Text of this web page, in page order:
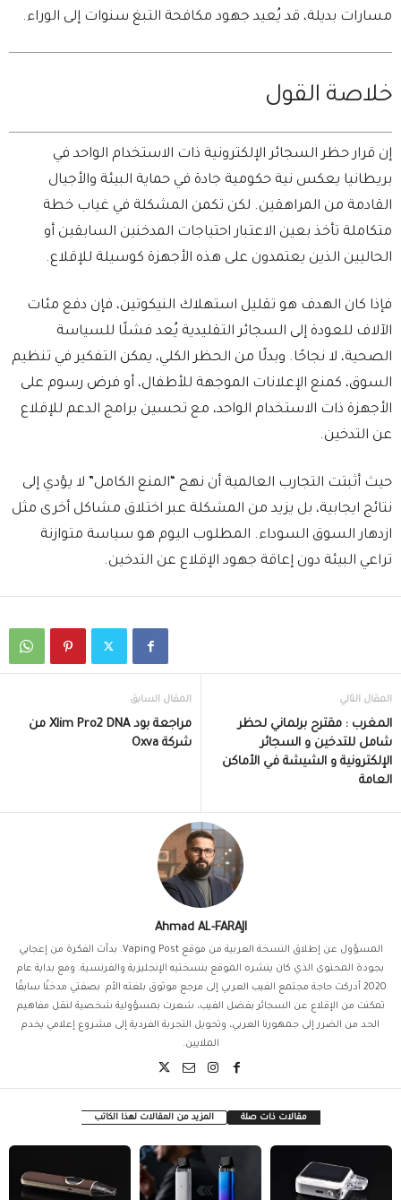
مسارات بديلة، قد يُعيد جهود مكافحة التبغ سنوات إلى الوراء.
خلاصة القول
إن قرار حظر السجائر الإلكترونية ذات الاستخدام الواحد في
بريطانيا يعكس نية حكومية جادة في حماية البيئة والأجيال
القادمة من المراهقين. لكن تكمن المشكلة في غياب خطة
متكاملة تأخذ بعين الاعتبار احتياجات المدخنين السابقين أو
الحاليين الذين يعتمدون على هذه الأجهزة كوسيلة للإقلاع.
فإذا كان الهدف هو تقليل استهلاك النيكوتين، فإن دفع مئات
الآلاف للعودة إلى السجائر التقليدية يُعد فشلًا للسياسة
الصحية، لا نجاحًا. وبدلًا من الحظر الكلي، يمكن التفكير في تنظيم
السوق، كمنع الإعلانات الموجهة للأطفال، أو فرض رسوم على
الأجهزة ذات الاستخدام الواحد، مع تحسين برامج الدعم للإقلاع
عن التدخين.
حيث أثبتت التجارب العالمية أن نهج “المنع الكامل” لا يؤدي إلى
نتائج ايجابية، بل يزيد من المشكلة عبر اختلاق مشاكل أخرى مثل
ازدهار السوق السوداء. المطلوب اليوم هو سياسة متوازنة
تراعي البيئة دون إعاقة جهود الإقلاع عن التدخين.
المقال السابق
مراجعة بود Xlim Pro2 DNA من
شركة Oxva
المقال التالي
المغرب : مقترح برلماني لحظر
شامل للتدخين و السجائر
الإلكترونية و الشيشة في الأماكن
العامة
Ahmad AL-FARAJI
المسؤول عن إطلاق النسخة العربية من موقع Vaping Post. بدأت الفكرة من إعجابي
بجودة المحتوى الذي كان ينشره الموقع بنسختيه الإنجليزية والفرنسية. ومع بداية عام
2020 أدركت حاجة مجتمع الفيب العربي إلى مرجع موثوق بلغته الأم. بصفتي مدخنًا سابقًا
تمكنت من الإقلاع عن السجائر بفضل الفيب، شعرت بمسؤولية شخصية لنقل مفاهيم
الحد من الضرر إلى جمهورنا العربي، وتحويل التجربة الفردية إلى مشروع إعلامي يخدم
الملايين.
مقالات ذات صلة المزيد من المقالات لهذا الكاتب